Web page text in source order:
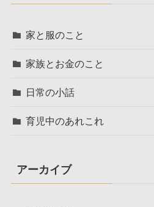
家と服のこと
家族とお金のこと
日常の小話
育児中のあれこれ
アーカイブ